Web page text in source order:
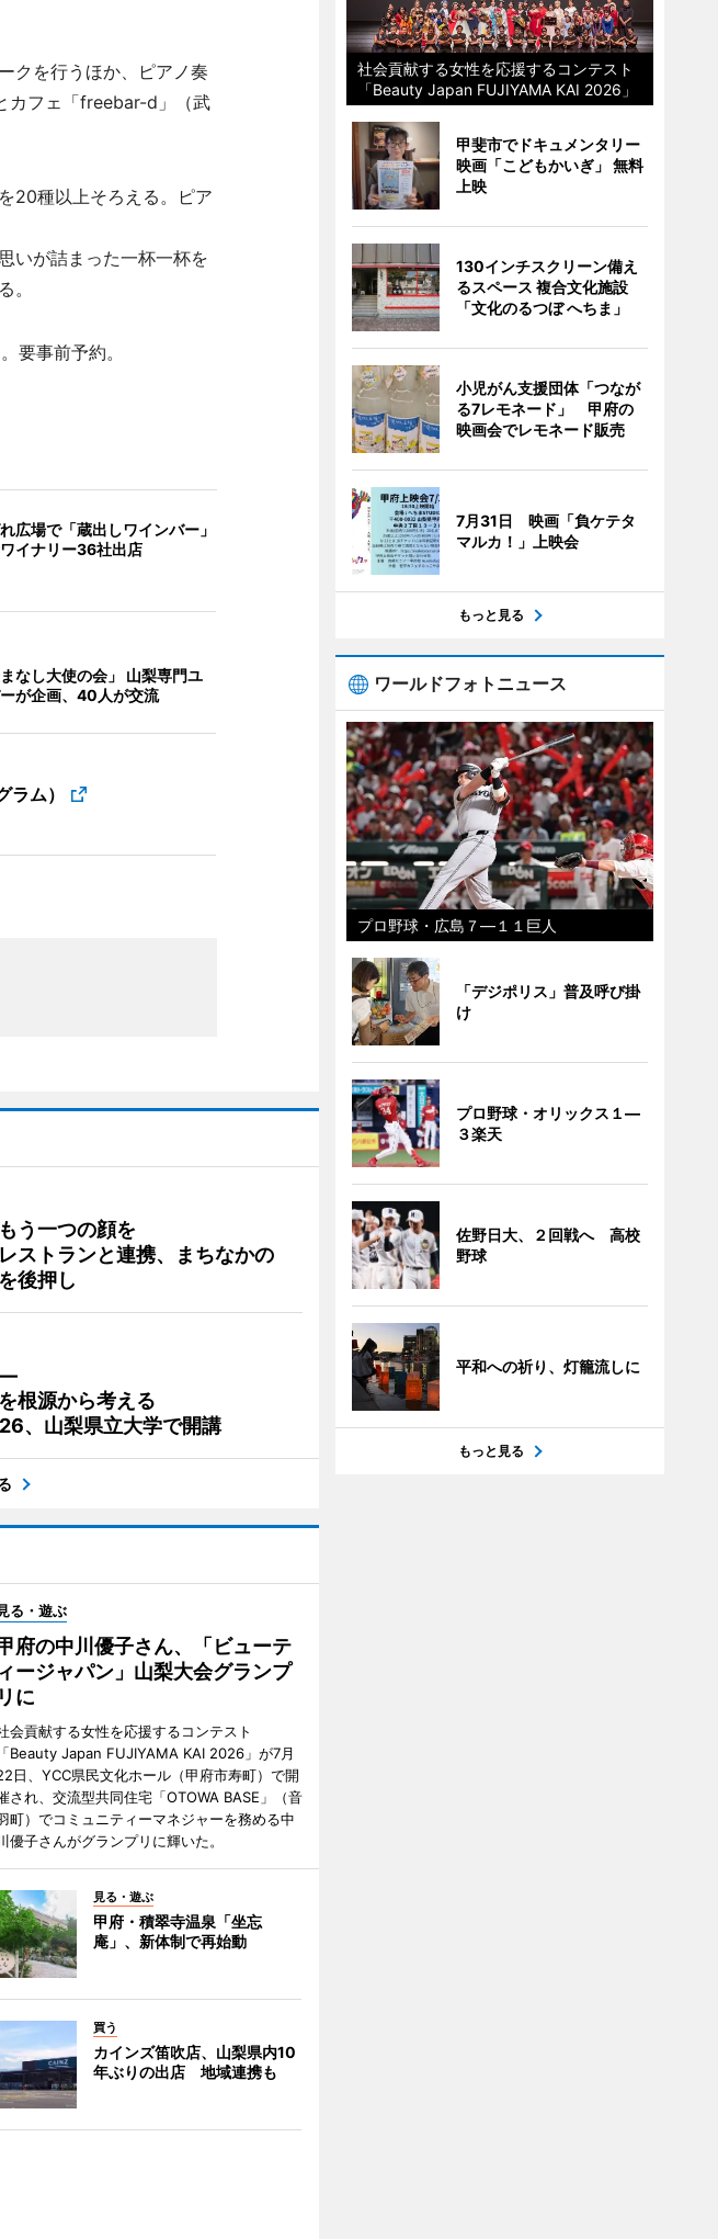
クを行うほか、ピアノ奏
カフェ「freebar-d」（武
20種以上そろえる。ピア
いが詰まった一杯一杯を
。
要事前予約。
広場で「蔵出しワインバー」
イナリー36社出店
なし大使の会」 山梨専門ユ
が企画、40人が交流
ラム）
う一つの顔を
トランと連携、まちなかの
後押し
根源から考える
、山梨県立大学で開講
る・遊ぶ
府の中川優子さん、「ビューテ
ィージャパン」山梨大会グランプ
リに
会貢献する女性を応援するコンテスト
「Beauty Japan FUJIYAMA KAI 2026」が7月
日、YCC県民文化ホール（甲府市寿町）で開
され、交流型共同住宅「OTOWA BASE」（音
町）でコミュニティーマネジャーを務める中
優子さんがグランプリに輝いた。
見る・遊ぶ
甲府・積翠寺温泉「坐忘
庵」、新体制で再始動
買う
カインズ笛吹店、山梨県内10
年ぶりの出店 地域連携も
社会貢献する女性を応援するコンテスト
「Beauty Japan FUJIYAMA KAI 2026」
甲斐市でドキュメンタリー
映画「こどもかいぎ」 無料
上映
130インチスクリーン備え
るスペース 複合文化施設
「文化のるつぼ へちま」
小児がん支援団体「つなが
る7レモネード」 甲府の
映画会でレモネード販売
7月31日 映画「負ケテタ
マルカ！」上映会
もっと見る
ワールドフォトニュース
プロ野球・広島７―１１巨人
「デジポリス」普及呼び掛
け
プロ野球・オリックス１―
３楽天
佐野日大、２回戦へ 高校
野球
平和への祈り、灯籠流しに
もっと見る